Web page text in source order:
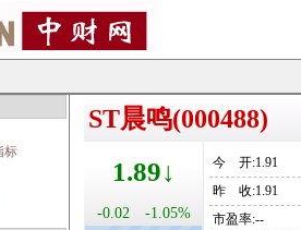
标
ST晨鸣(000488)
1.89↓
-0.02 -1.05%
今 开:1.91
昨
收:1.91
市盈率:--